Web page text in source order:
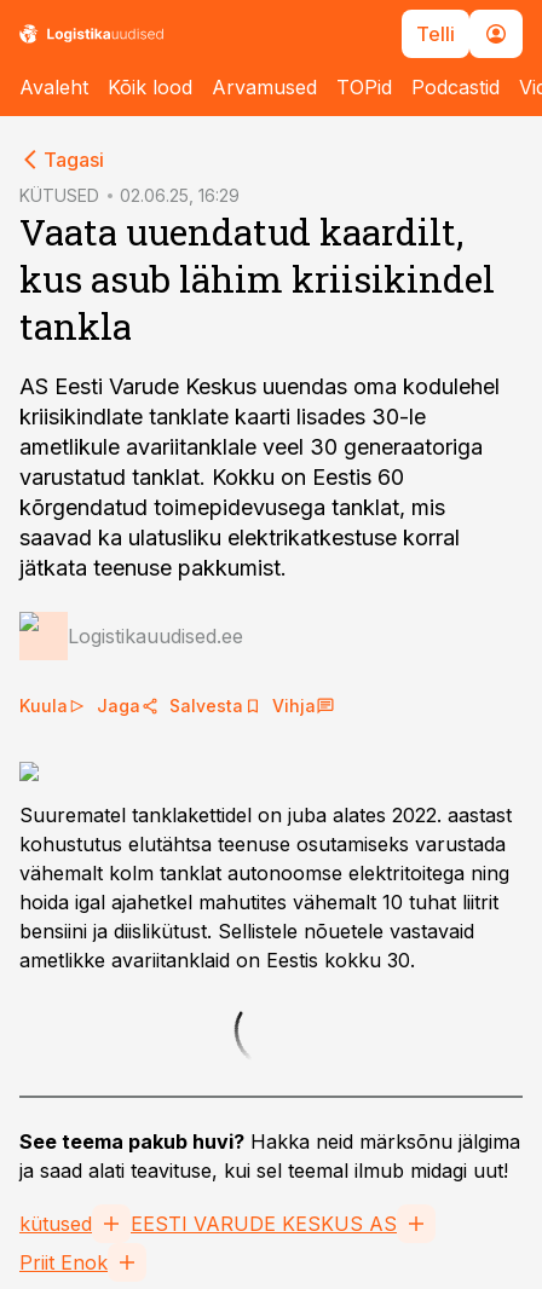
Telli
Avaleht Kõik lood Arvamused TOPid Podcastid
Tagasi
KÜTUSED 02.06.25, 16:29
Vaata uuendatud kaardilt,
kus asub lähim kriisikindel
tankla
AS Eesti Varude Keskus uuendas oma kodulehel
kriisikindlate tanklate kaarti lisades 30-le
ametlikule avariitanklale veel 30 generaatoriga
varustatud tanklat. Kokku on Eestis 60
kõrgendatud toimepidevusega tanklat, mis
saavad ka ulatusliku elektrikatkestuse korral
jätkata teenuse pakkumist.
Logistikauudised.ee
Kuula Jaga Salvesta Vihja
Suurematel tanklakettidel on juba alates 2022. aastast
kohustutus elutähtsa teenuse osutamiseks varustada
vähemalt kolm tanklat autonoomse elektritoitega ning
hoida igal ajahetkel mahutites vähemalt 10 tuhat liitrit
bensiini ja diislikütust. Sellistele nõuetele vastavaid
ametlikke avariitanklaid on Eestis kokku 30.
See teema pakub huvi? Hakka neid märksõnu jälgima
ja saad alati teavituse, kui sel teemal ilmub midagi uut!
kütused
EESTI VARUDE KESKUS AS
Priit Enok